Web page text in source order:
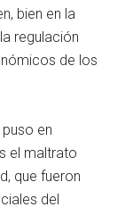
bien en la
regulación
de los
en
el maltrato
que fueron
del